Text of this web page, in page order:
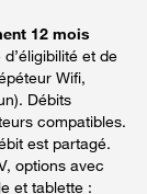
12 mois
et de
Wifi,
Débits
compatibles.
est partagé.
options avec
et tablette :